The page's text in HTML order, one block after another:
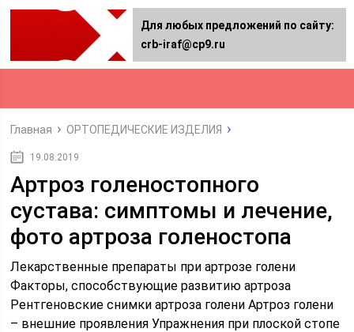
Главная ОРТОПЕДИЧЕСКИЕ ИЗДЕЛИЯ
19.08.2019
Артроз голеностопного
сустава: симптомы и лечение,
фото артроза голеностопа
Лекарственные препараты при артрозе голени
Факторы, способствующие развитию артроза
Рентгеновские снимки артроза голениАртроз голени
– внешние проявленияУпражнения при плоской стопе
Для любых предложений по сайту:
crb-iraf@cp9.ru